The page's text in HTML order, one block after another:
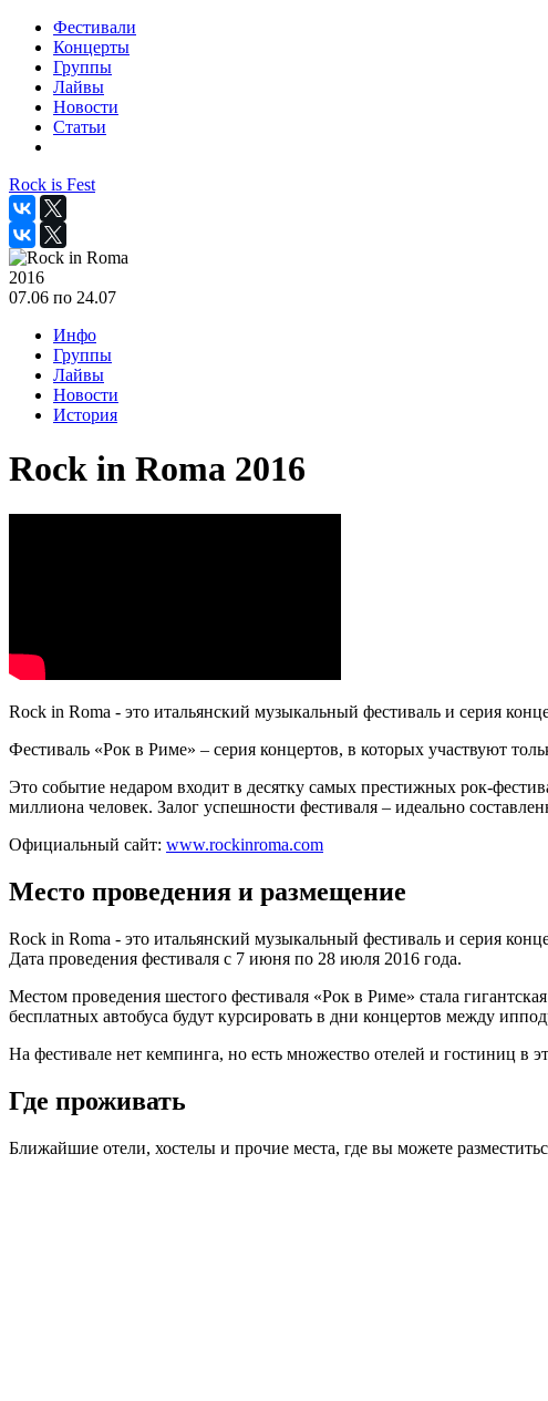
Фестивали
Концерты
Группы
Лайвы
Новости
Статьи
Rock is Fest
2016
07.06 по 24.07
Инфо
Группы
Лайвы
Новости
История
Rock in Roma 2016
Rock in Roma - это итальянский музыкальный фестиваль и серия
Фестиваль «Рок в Риме» – серия концертов, в которых участвуют
Это событие недаром входит в десятку самых престижных рок-
миллиона человек. Залог успешности фестиваля – идеально
Официальный сайт: www.rockinroma.com
Место проведения и размещение
Rock in Roma - это итальянский музыкальный фестиваль и серия
Дата проведения фестиваля с 7 июня по 28 июля 2016 года.
Местом проведения шестого фестиваля «Рок в Риме» стала
бесплатных автобуса будут курсировать в дни концертов между
На фестивале нет кемпинга, но есть множество отелей и гостиниц в
Где проживать
Ближайшие отели, хостелы и прочие места, где вы можете